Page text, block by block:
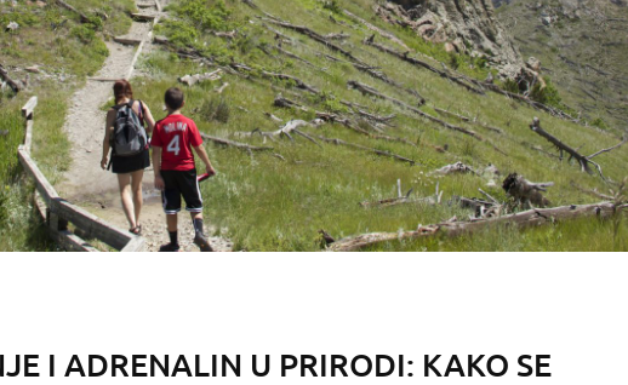
I ADRENALIN U PRIRODI: KAKO SE